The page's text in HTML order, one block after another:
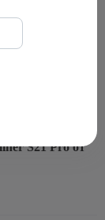
то станет
S21 Pro от